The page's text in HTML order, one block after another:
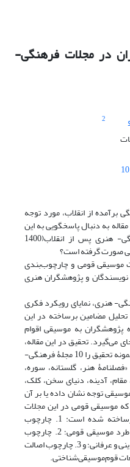
در مجلات فرهنگی-
2
از انقلاب، مورد توجه
به دنبال پاسخگویی به این
پرسش است که در مجلات فرهنگی- هنری پس از انقلاب(1400
موسیقی قومی و چارچوب‌بندی
و پژوهشگران هنری
هنری، نمایای رویکرد فکری
مضامین برساخته در این
به موسیقی اقوام
می‌گیرد. تحقیق در این مقاله،
متکی بر روش تحلیل مضمون است. نمونه‌ تحقیق را 10 مجلۀ فرهنگی-
هنر، گلستانه، سوره،
آدینه، دنیای سخن، کلک،
توجه نشان داده‌ یا بر آن
که موسیقی قومی در این مجلات
ذیل 3. چارچوب، صورت‌بندی و برساخته شده است: 1. چارچوب
معاصریت موسیقی غربی و غیبت یا طرد موسیقی قومی؛ 2. چارچوب
اصالت موسیقی قومی با رویکردهای دینی و عرفانی؛ و 3. چارچوب اصالت
قوم‌موسیقی‌شناختی.